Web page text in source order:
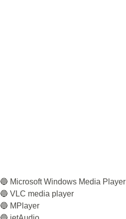
🔵 Microsoft Windows Media Player
🔵 VLC media player
🔵 MPlayer